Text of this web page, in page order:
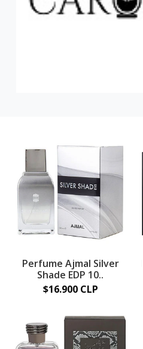
Perfume Ajmal Silver
Shade EDP 10..
$16.900 CLP